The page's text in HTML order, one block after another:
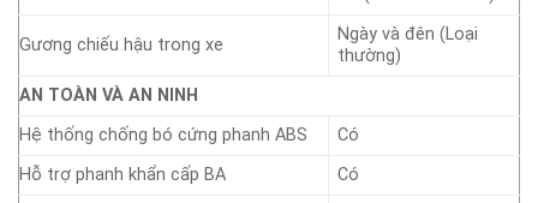
Gương chiếu hậu trong xe
Ngày và đên (Loại
thường)
AN TOÀN VÀ AN NINH
Hệ thống chống bó cứng phanh ABS
Có
Hỗ trợ phanh khẩn cấp BA
Có